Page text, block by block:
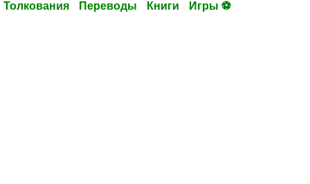
Толкования Переводы Книги Игры ⚽